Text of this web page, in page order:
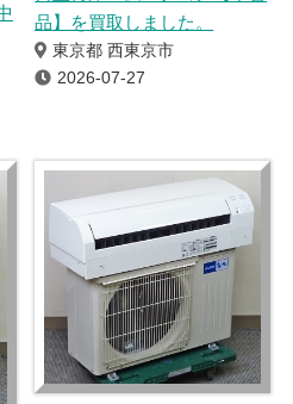
品】を買取しました。
東京都 西東京市
2026-07-27